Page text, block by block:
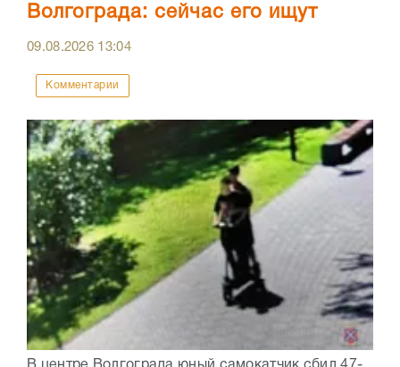
Волгограда: сейчас его ищут
09.08.2026 13:04
Комментарии